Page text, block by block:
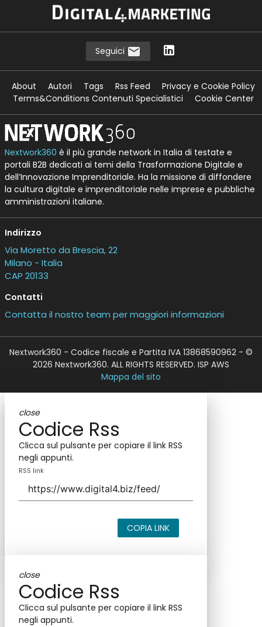
Seguici
About Autori Tags Rss Feed
Privacy e Cookie Policy
Terms&Conditions Contenuti Specialistici
Cookie Center
Nextwork360 è il più grande network in Italia di testate e
portali B2B dedicati ai temi della Trasformazione Digitale e
dell’Innovazione Imprenditoriale. Ha la missione di diffondere
la cultura digitale e imprenditoriale nelle imprese e pubbliche
amministrazioni italiane.
Indirizzo
Via Moretto da Brescia, 22
Milano - Italia
CAP 20133
Contatti
Contatta il nostro team per maggiori informazioni
Nextwork360 - Codice fiscale e Partita IVA 13868590962 - ©
2026 Nextwork360. ALL RIGHTS RESERVED. ISP AWS
Mappa del sito
close
Codice Rss
Clicca sul pulsante per copiare il link RSS
negli appunti.
RSS link
COPIA LINK
close
Codice Rss
Clicca sul pulsante per copiare il link RSS
negli appunti.